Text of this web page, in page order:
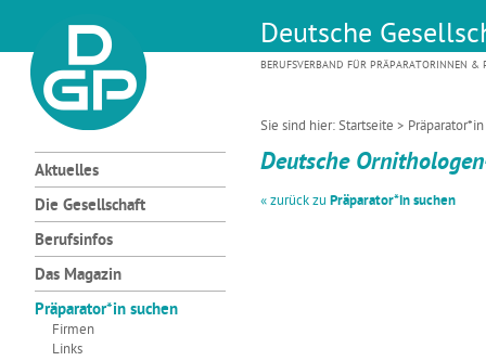
Deutsche
BERUFSVERBAND FÜR PRÄPARATORINNEN &
Sie sind hier:Startseite >
Aktuelles
Die Gesellschaft
Berufsinfos
Das Magazin
Präparator*in suchen
Firmen
Links
Deutsche
« zurück zu Präparator*in suchen